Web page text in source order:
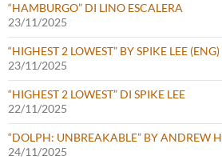
“HAMBURGO” DI LINO ESCALERA
23/11/2025
“HIGHEST 2 LOWEST” BY SPIKE LEE (ENG)
23/11/2025
“HIGHEST 2 LOWEST” DI SPIKE LEE
22/11/2025
“DOLPH: UNBREAKABLE” BY ANDREW
24/11/2025